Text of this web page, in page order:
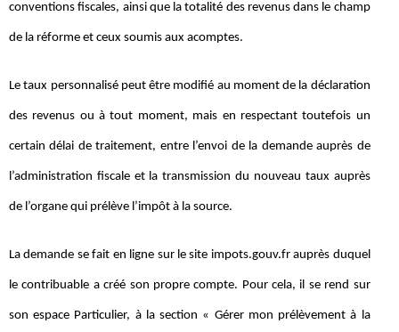
conventions fiscales, ainsi que la totalité des revenus dans le champ
de la réforme et ceux soumis aux acomptes.
Le taux personnalisé peut être modifié au moment de la déclaration
des revenus ou à tout moment, mais en respectant toutefois un
certain délai de traitement, entre l’envoi de la demande auprès de
l’administration fiscale et la transmission du nouveau taux auprès
de l’organe qui prélève l’impôt à la source.
La demande se fait en ligne sur le site impots.gouv.fr auprès duquel
le contribuable a créé son propre compte. Pour cela, il se rend sur
son espace Particulier, à la section « Gérer mon prélèvement à la